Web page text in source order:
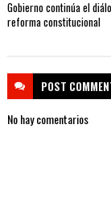
Gobierno continúa el
reforma constitucional
POST
No hay comentarios